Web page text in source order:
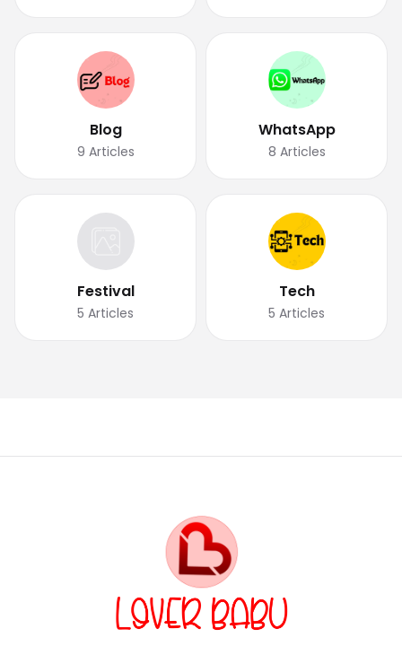
Blog
9 Articles
WhatsApp
8 Articles
Festival
5 Articles
Tech
5 Articles